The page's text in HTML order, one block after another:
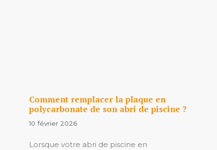
Comment remplacer la plaque en
polycarbonate de son abri de piscine ?
10 février 2026
Lorsque votre abri de piscine en